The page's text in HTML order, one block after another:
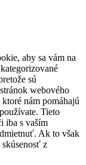
aby sa vám na
sú
webového
nám pomáhajú
Tieto
iba s vaším
Ak to však
z